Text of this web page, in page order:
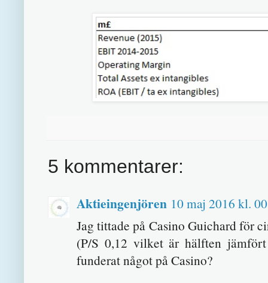
5 kommentarer:
Aktieingenjören 10 maj 2016 kl.
Jag tittade på Casino Guichard för
(P/S 0,12 vilket är hälften
funderat något på Casino?